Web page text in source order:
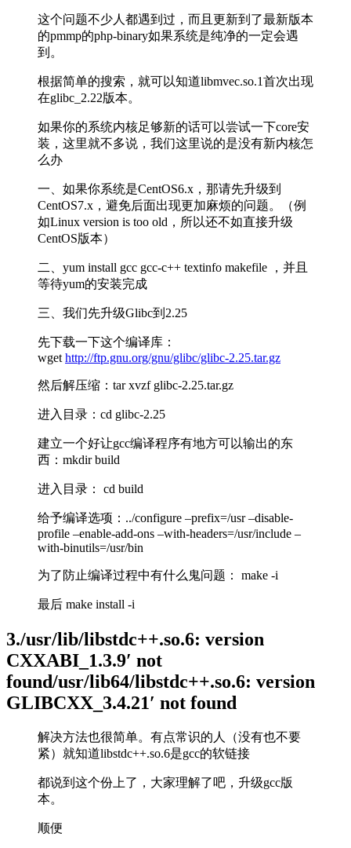
这个问题不少人都遇到过，而且更新到了最新版本
的pmmp的php-binary如果系统是纯净的一定会遇
到。
根据简单的搜索，就可以知道libmvec.so.1首次出现
在glibc_2.22版本。
如果你的系统内核足够新的话可以尝试一下core安
装，这里就不多说，我们这里说的是没有新内核怎
么办
一、如果你系统是CentOS6.x，那请先升级到
CentOS7.x，避免后面出现更加麻烦的问题。（例
如Linux version is too old，所以还不如直接升级
CentOS版本）
二、yum install gcc gcc-c++ textinfo makefile ，并且
等待yum的安装完成
三、我们先升级Glibc到2.25
先下载一下这个编译库：
wget http://ftp.gnu.org/gnu/glibc/glibc-2.25.tar.gz
然后解压缩：tar xvzf glibc-2.25.tar.gz
进入目录：cd glibc-2.25
建立一个好让gcc编译程序有地方可以输出的东
西：mkdir build
进入目录： cd build
给予编译选项：../configure –prefix=/usr –disable-
profile –enable-add-ons –with-headers=/usr/include –
with-binutils=/usr/bin
为了防止编译过程中有什么鬼问题： make -i
最后 make install -i
3./usr/lib/libstdc++.so.6: version
CXXABI_1.3.9′ not
found/usr/lib64/libstdc++.so.6: version
GLIBCXX_3.4.21′ not found
解决方法也很简单。有点常识的人（没有也不要
紧）就知道libstdc++.so.6是gcc的软链接
都说到这个份上了，大家理解了吧，升级gcc版
本。
顺便